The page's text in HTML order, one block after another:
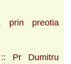
prin preotia
Pr Dumitru